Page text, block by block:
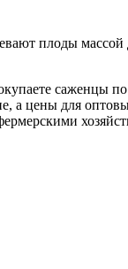
плоды
саженцы
цены для